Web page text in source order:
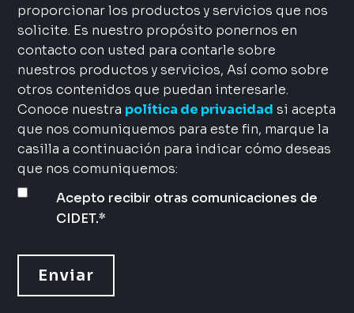
proporcionar los productos y servicios que nos
solicite. Es nuestro propósito ponernos en
contacto con usted para contarle sobre
nuestros productos y servicios, Así como sobre
otros contenidos que puedan interesarle.
Conoce nuestra política de privacidad si acepta
que nos comuniquemos para este fin, marque la
casilla a continuación para indicar cómo deseas
que nos comuniquemos:
Acepto recibir otras comunicaciones de
CIDET.*